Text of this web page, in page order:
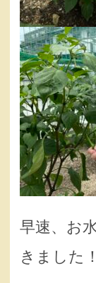
早速、お
きました！